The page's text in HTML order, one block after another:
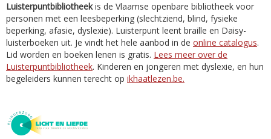
Luisterpuntbibliotheekis de Vlaamse openbare bibliotheek voor
personen met een leesbeperking (slechtziend, blind, fysieke
beperking, afasie, dyslexie). Luisterpunt leent braille en Daisy-
luisterboeken uit. Je vindt het hele aanbod in de online catalogus.
Lid worden en boeken lenen is gratis. Lees meer over de
Luisterpuntbibliotheek. Kinderen en jongeren met dyslexie, en hun
begeleiders kunnen terecht op ikhaatlezen.be.